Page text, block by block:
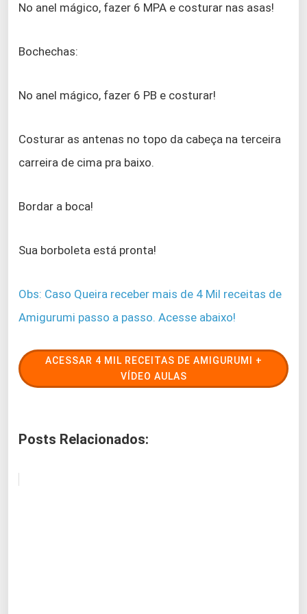
No anel mágico, fazer 6 MPA e costurar nas asas!
Bochechas:
No anel mágico, fazer 6 PB e costurar!
Costurar as antenas no topo da cabeça na terceira
carreira de cima pra baixo.
Bordar a boca!
Sua borboleta está pronta!
Obs: Caso Queira receber mais de 4 Mil receitas de
Amigurumi passo a passo. Acesse abaixo!
ACESSAR 4 MIL RECEITAS DE AMIGURUMI +
VÍDEO AULAS
Posts Relacionados: